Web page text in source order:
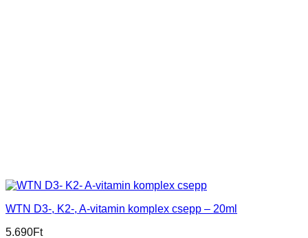
WTN D3-, K2-, A-vitamin komplex csepp – 20ml
5.690Ft